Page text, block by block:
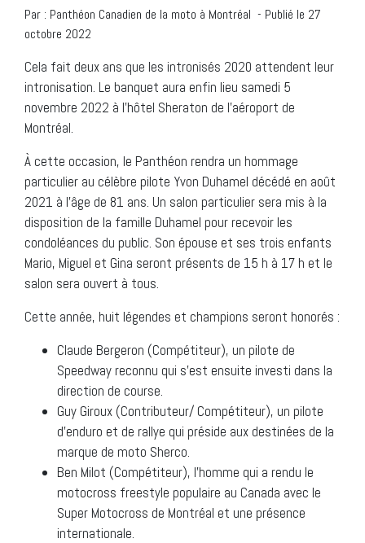
Par : Panthéon Canadien de la moto à Montréal - Publié le 27
octobre 2022
Cela fait deux ans que les intronisés 2020 attendent leur
intronisation. Le banquet aura enfin lieu samedi 5
novembre 2022 à l’hôtel Sheraton de l’aéroport de
Montréal.
À cette occasion, le Panthéon rendra un hommage
particulier au célèbre pilote Yvon Duhamel décédé en août
2021 à l’âge de 81 ans. Un salon particulier sera mis à la
disposition de la famille Duhamel pour recevoir les
condoléances du public. Son épouse et ses trois enfants
Mario, Miguel et Gina seront présents de 15 h à 17 h et le
salon sera ouvert à tous.
Cette année, huit légendes et champions seront honorés :
Claude Bergeron (Compétiteur), un pilote de
Speedway reconnu qui s’est ensuite investi dans la
direction de course.
Guy Giroux (Contributeur/ Compétiteur), un pilote
d’enduro et de rallye qui préside aux destinées de la
marque de moto Sherco.
Ben Milot (Compétiteur), l’homme qui a rendu le
motocross freestyle populaire au Canada avec le
Super Motocross de Montréal et une présence
internationale.